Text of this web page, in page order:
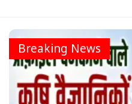
Breaking News